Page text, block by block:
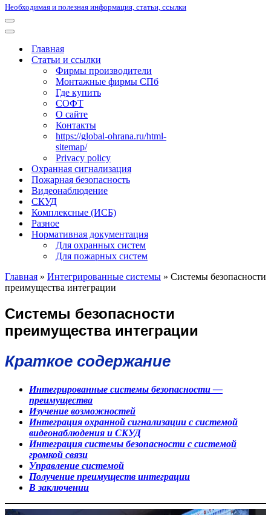
Необходимая и полезная информация, статьи, ссылки
Меню
навигации
Меню
навигацииГлавная
Статьи и ссылки
Фирмы производители
Монтажные фирмы СПб
Где купить
СОФТ
О сайте
Контакты
https://global-ohrana.ru/html-
sitemap/
Privacy policy
Охранная сигнализация
Пожарная безопасность
Видеонаблюдение
СКУД
Комплексные (ИСБ)
Разное
Нормативная документация
Для охранных систем
Для пожарных систем
Главная » Интегрированные системы » Системы безопасности
преимущества интеграции
Системы безопасности
преимущества интеграции
Краткое содержание
Интегрированные системы безопасности —
преимущества
Изучение возможностей
Интеграция охранной сигнализации с системой
видеонаблюдения и СКУД
Интеграция системы безопасности с системой
громкой связи
Управление системой
Получение преимуществ интеграции
В заключении